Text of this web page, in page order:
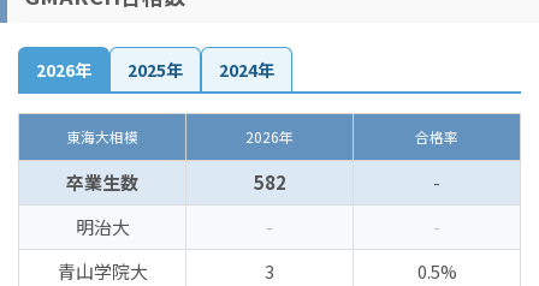
2026年 2025年 2024年
東海大相模 2026年 合格率
卒業生数 582
-
明治大
-
-
青山学院大
3
0.5%